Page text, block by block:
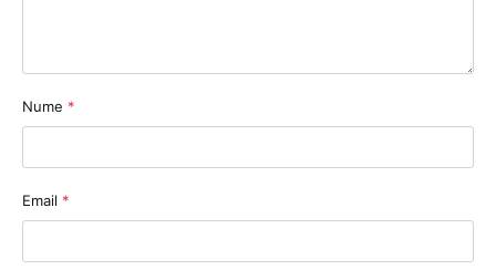
Nume *
Email *